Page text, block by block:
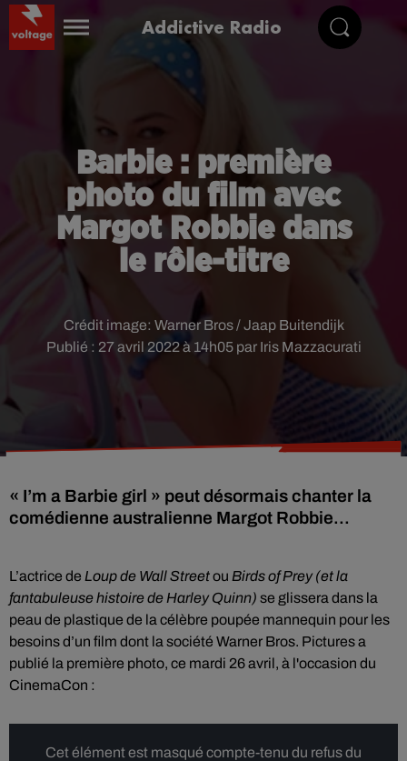
Addictive Radio
Barbie : première
photo du film avec
Margot Robbie dans
le rôle-titre
Publié : 27 avril 2022 à 14h05 par Iris Mazzacurati
Crédit image: Warner Bros / Jaap Buitendijk
« I’m a Barbie girl » peut désormais chanter la
comédienne australienne Margot Robbie...
L’actrice de Loup de Wall Streetou Birds of Prey(et la
fantabuleuse histoire de Harley Quinn) se glissera dans la
peau de plastique de la célèbre poupée mannequin pour les
besoins d’un film dont la société Warner Bros. Pictures a
publié la première photo, ce mardi 26 avril, à l'occasion du
CinemaCon :
Cet élément est masqué compte-tenu du refus du